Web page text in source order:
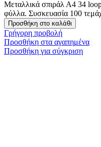
Μεταλλικά σπιράλ Α4 34
φύλλα. Συσκευασία 100
Προσθήκη στο καλάθι
Γρήγορη προβολή
Προσθήκη στα αγαπημένα
Προσθήκη για σύγκριση